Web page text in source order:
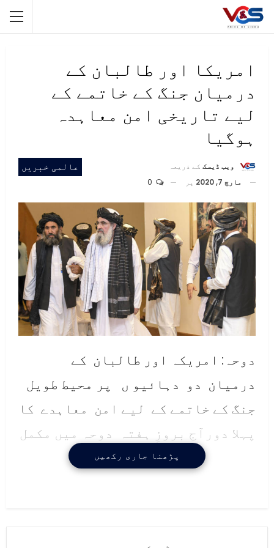
امریکا اور طالبان کے
درمیان جنگ کے خاتمے کے
لیے تاریخی امن معاہدہ
ہوگیا
عالمی خبریں ویب ڈیسک کے ذریعہ
مارچ 7, 2020
پر
دوحہ: امریکہ اور طالبان کے
درمیان دو دہائیو ں پر محیط طویل
جنگ کے خاتمے کے لیے امن معاہدے کا
پہلا دورآج بروزِ ہفتہ دوحہ میں مکمل
ہوا ۔ معاہدے کے تحت 14 ماہ میںپڑھنا جاری رکھیں